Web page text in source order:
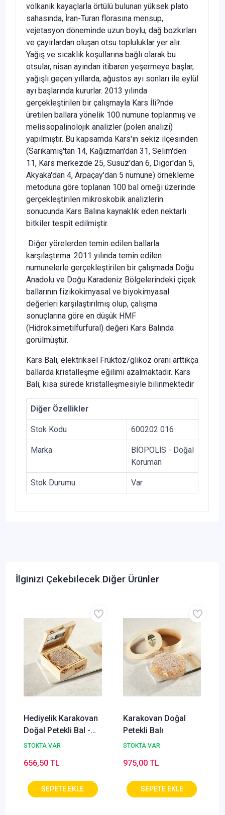
volkanik kayaçlarla örtülü bulunan yüksek plato
sahasında, İran-Turan florasına mensup,
vejetasyon döneminde uzun boylu, dağ bozkırları
ve çayırlardan oluşan otsu topluluklar yer alır.
Yağış ve sıcaklık koşullarına bağlı olarak bu
otsular, nisan ayından itibaren yeşermeye başlar,
yağışlı geçen yıllarda, ağustos ayı sonları ile eylül
ayı başlarında kururlar. 2013 yılında
gerçekleştirilen bir çalışmayla Kars İli?nde
üretilen ballara yönelik 100 numune toplanmış ve
melissopalinolojik analizler (polen analizi)
yapılmıştır. Bu kapsamda Kars'ın sekiz ilçesinden
(Sarıkamış'tan 14, Kağızman'dan 31, Selim'den
11, Kars merkezde 25, Susuz'dan 6, Digor'dan 5,
Akyaka'dan 4, Arpaçay'dan 5 numune) örnekleme
metoduna göre toplanan 100 bal örneği üzerinde
gerçekleştirilen mikroskobik analizlerin
sonucunda Kars Balına kaynaklık eden nektarlı
bitkiler tespit edilmiştir.
Diğer yörelerden temin edilen ballarla
karşılaştırma: 2011 yılında temin edilen
numunelerle gerçekleştirilen bir çalışmada Doğu
Anadolu ve Doğu Karadeniz Bölgelerindeki çiçek
ballarının fizikokimyasal ve biyokimyasal
değerleri karşılaştırılmış olup, çalışma
sonuçlarına göre en düşük HMF
(Hidroksimetilfurfural) değeri Kars Balında
görülmüştür.
Kars Balı, elektriksel Früktoz/glikoz oranı arttıkça
ballarda kristalleşme eğilimi azalmaktadır. Kars
Balı, kısa sürede kristalleşmesiyle bilinmektedir
Diğer Özellikler
Stok Kodu 600202 016
Marka
BİOPOLİS - Doğal
Koruman
Stok Durumu Var
İlginizi Çekebilecek Diğer Ürünler
Hediyelik Karakovan
Doğal Petekli Bal -
400g
STOKTA VAR
656,50 TL
Karakovan Doğal
Petekli Balı
STOKTA VAR
975,00 TL